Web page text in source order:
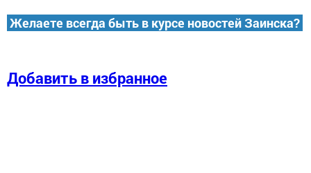
Желаете всегда быть в курсе новостей Заинска?
Добавить в избранное